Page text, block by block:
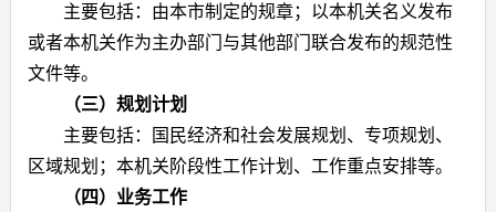
主要包括：由本市制定的规章；以本机关名义发布
或者本机关作为主办部门与其他部门联合发布的规范性
文件等。
（三）规划计划
主要包括：国民经济和社会发展规划、专项规划、
区域规划；本机关阶段性工作计划、工作重点安排等。
（四）业务工作